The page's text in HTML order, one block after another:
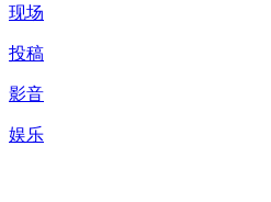
现场
投稿
影音
娱乐